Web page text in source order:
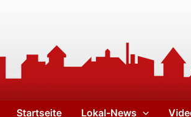
Startseite Lokal-News